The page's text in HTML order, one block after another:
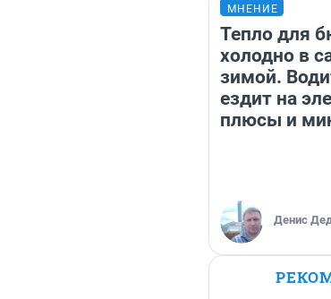
МНЕНИЕ
Тепло для
холодно в
зимой.
ездит на
плюсы и
Денис